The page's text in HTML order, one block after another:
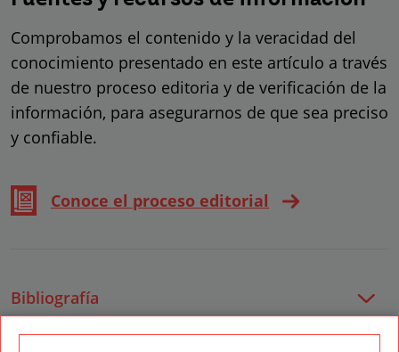
Comprobamos el contenido y la veracidad del
conocimiento presentado en este artículo a través
de nuestro proceso editoria y de verificación de la
información, para asegurarnos de que sea preciso
y confiable.
Conoce el proceso editorial
Bibliografía